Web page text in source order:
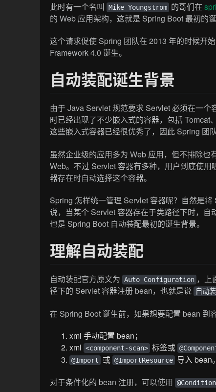
此时有一个名叫 Mike Youngstrom 的哥们在
的 Web 应用架构，这就是 Spring Boot 最初的诞
这个请求促使 Spring 团队在 2013 年的时候开
Framework 4.0 诞生。
自动装配诞生背景
由于 Java Servlet 规范要求 Servlet 必须在一
时已经出现了不少嵌入式的容器，包括 Tomcat
这些嵌入式容器已经很优秀了，因此 Spring 团
虽然企业级的应用多为 Web 应用，但不排除
Web。不过 Servlet 容器有多种，用户到底使
器存在时自动选择这个容器。
Spring 怎样统一管理 Servlet 容器呢？自然是
说，当某个 Servlet 容器存在于类路径下时，
也是 Spring Boot 自动装配最初的诞生背景。
理解自动装配
自动装配官方原文为 Auto Configuration ，上
径下的 Servlet 容器注册 bean，也就是说 自动
在 Spring Boot 诞生前，如果想要配置 bean 到
xml 手动配置 bean；
xml <component-scan> 标签或
@Import 或 @ImportResource 导入 bean。
对于条件化的 bean 注册，可以使用